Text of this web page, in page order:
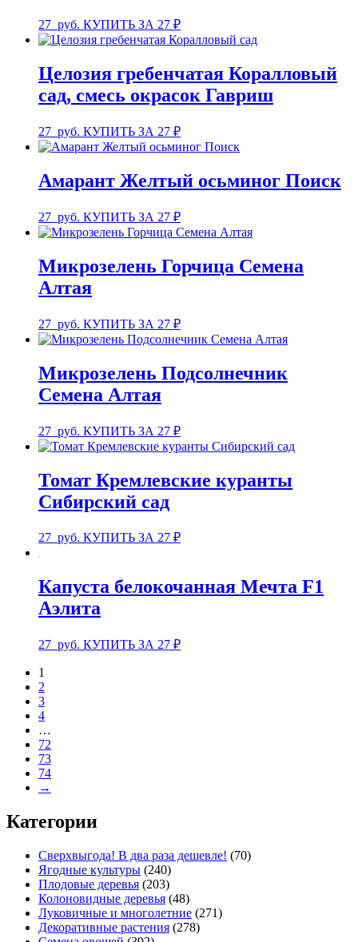
27 руб. КУПИТЬ ЗА 27 ₽
Целозия гребенчатая Коралловый
сад, смесь окрасок Гавриш
27 руб. КУПИТЬ ЗА 27 ₽
Амарант Желтый осьминог Поиск
27 руб. КУПИТЬ ЗА 27 ₽
Микрозелень Горчица Семена
Алтая
27 руб. КУПИТЬ ЗА 27 ₽
Микрозелень Подсолнечник
Семена Алтая
27 руб. КУПИТЬ ЗА 27 ₽
Томат Кремлевские куранты
Сибирский сад
27 руб. КУПИТЬ ЗА 27 ₽
Капуста белокочанная Мечта F1
Аэлита
27 руб. КУПИТЬ ЗА 27 ₽
1
2
3
4
…
72
73
74
→
Категории
Сверхвыгода! В два раза дешевле! (70)
Ягодные культуры (240)
Плодовые деревья (203)
Колоновидные деревья (48)
Луковичные и многолетние (271)
Декоративные растения (278)